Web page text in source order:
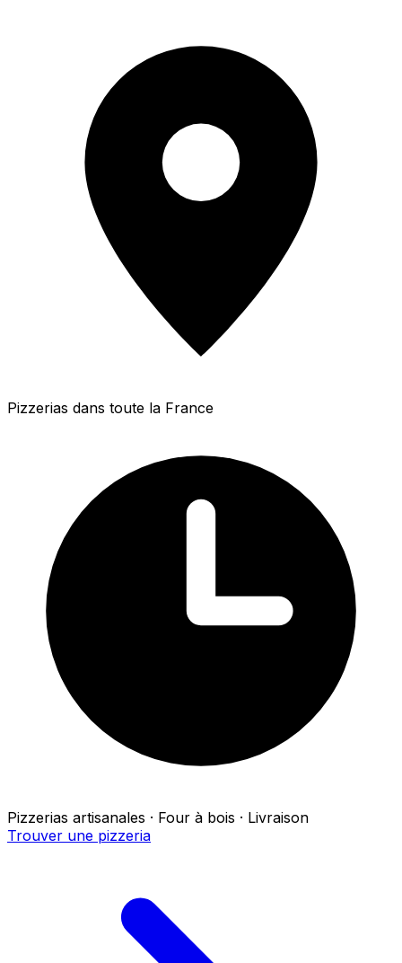
Pizzerias dans toute la France
Pizzerias artisanales · Four à bois · Livraison
Trouver une pizzeria